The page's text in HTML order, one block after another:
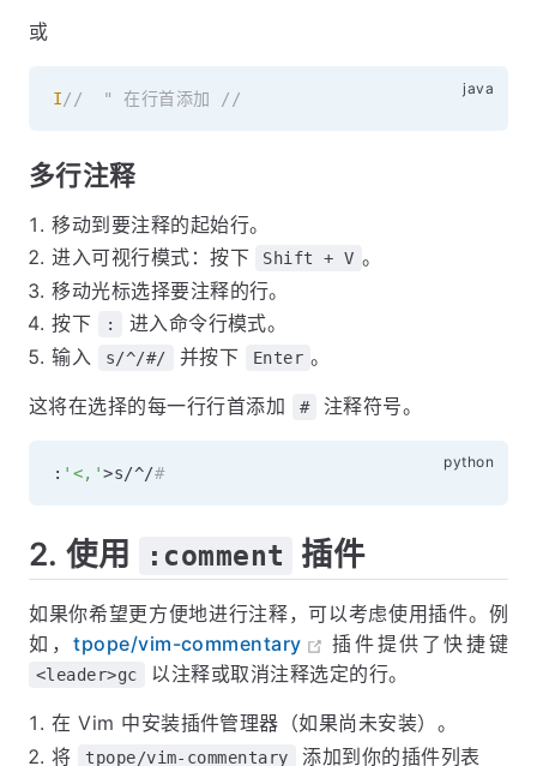
或
I//  " 在行首添加 //
多行注释
移动到要注释的起始行。
进入可视行模式：按下
Shift + V 。
移动光标选择要注释的行。
按下
:
进入命令行模式。
输入
s/^/#/ 并按下 Enter 。
这将在选择的每一行行首添加 # 注释符号。
: '<,'>s/^/#
2. 使用 :comment 插件
如果你希望更方便地进行注释，可以考虑使用插件。例
如，tpope/vim-commentary 插件提供了快捷键
<leader>gc 以注释或取消注释选定的行。
在 Vim 中安装插件管理器（如果尚未安装）。
将
tpope/vim-commentary 添加到你的插件列表